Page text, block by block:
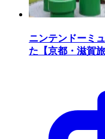
ニンテンドーミ
た【京都・滋賀